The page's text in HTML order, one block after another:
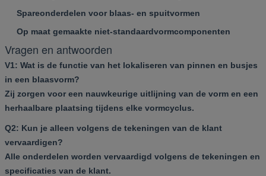
Spareonderdelen voor blaas- en spuitvormen
Op maat gemaakte niet-standaardvormcomponenten
Vragen en antwoorden
V1: Wat is de functie van het lokaliseren van pinnen en busjes
in een blaasvorm?
Zij zorgen voor een nauwkeurige uitlijning van de vorm en een
herhaalbare plaatsing tijdens elke vormcyclus.
Q2: Kun je alleen volgens de tekeningen van de klant
vervaardigen?
Alle onderdelen worden vervaardigd volgens de tekeningen en
specificaties van de klant.